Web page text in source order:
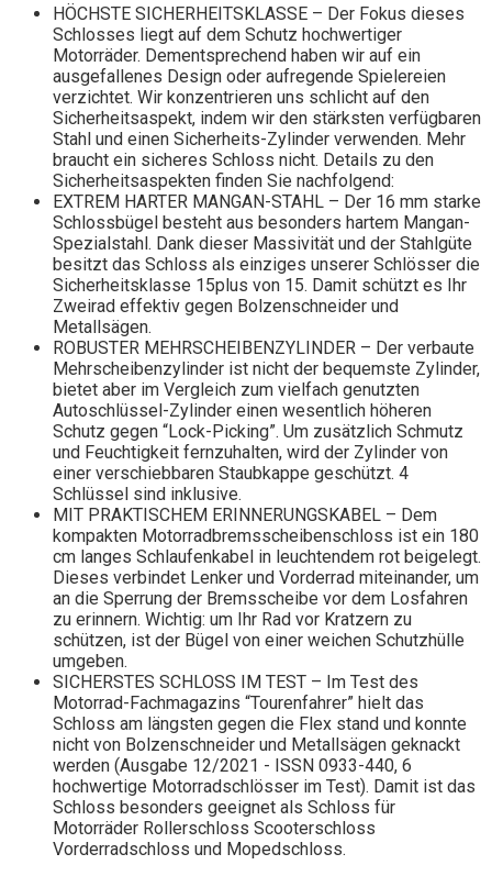
HÖCHSTE SICHERHEITSKLASSE – Der Fokus dieses
Schlosses liegt auf dem Schutz hochwertiger
Motorräder. Dementsprechend haben wir auf ein
ausgefallenes Design oder aufregende Spielereien
verzichtet. Wir konzentrieren uns schlicht auf den
Sicherheitsaspekt, indem wir den stärksten verfügbaren
Stahl und einen Sicherheits-Zylinder verwenden. Mehr
braucht ein sicheres Schloss nicht. Details zu den
Sicherheitsaspekten finden Sie nachfolgend:
EXTREM HARTER MANGAN-STAHL – Der 16 mm starke
Schlossbügel besteht aus besonders hartem Mangan-
Spezialstahl. Dank dieser Massivität und der Stahlgüte
besitzt das Schloss als einziges unserer Schlösser die
Sicherheitsklasse 15plus von 15. Damit schützt es Ihr
Zweirad effektiv gegen Bolzenschneider und
Metallsägen.
ROBUSTER MEHRSCHEIBENZYLINDER – Der verbaute
Mehrscheibenzylinder ist nicht der bequemste Zylinder,
bietet aber im Vergleich zum vielfach genutzten
Autoschlüssel-Zylinder einen wesentlich höheren
Schutz gegen “Lock-Picking”. Um zusätzlich Schmutz
und Feuchtigkeit fernzuhalten, wird der Zylinder von
einer verschiebbaren Staubkappe geschützt. 4
Schlüssel sind inklusive.
MIT PRAKTISCHEM ERINNERUNGSKABEL – Dem
kompakten Motorradbremsscheibenschloss ist ein 180
cm langes Schlaufenkabel in leuchtendem rot beigelegt.
Dieses verbindet Lenker und Vorderrad miteinander, um
an die Sperrung der Bremsscheibe vor dem Losfahren
zu erinnern. Wichtig: um Ihr Rad vor Kratzern zu
schützen, ist der Bügel von einer weichen Schutzhülle
umgeben.
SICHERSTES SCHLOSS IM TEST – Im Test des
Motorrad-Fachmagazins “Tourenfahrer” hielt das
Schloss am längsten gegen die Flex stand und konnte
nicht von Bolzenschneider und Metallsägen geknackt
werden (Ausgabe 12/2021 - ISSN 0933-440, 6
hochwertige Motorradschlösser im Test). Damit ist das
Schloss besonders geeignet als Schloss für
Motorräder Rollerschloss Scooterschloss
Vorderradschloss und Mopedschloss.